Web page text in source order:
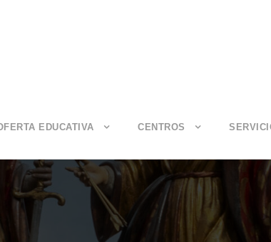
EDUCATIVA CENTROS